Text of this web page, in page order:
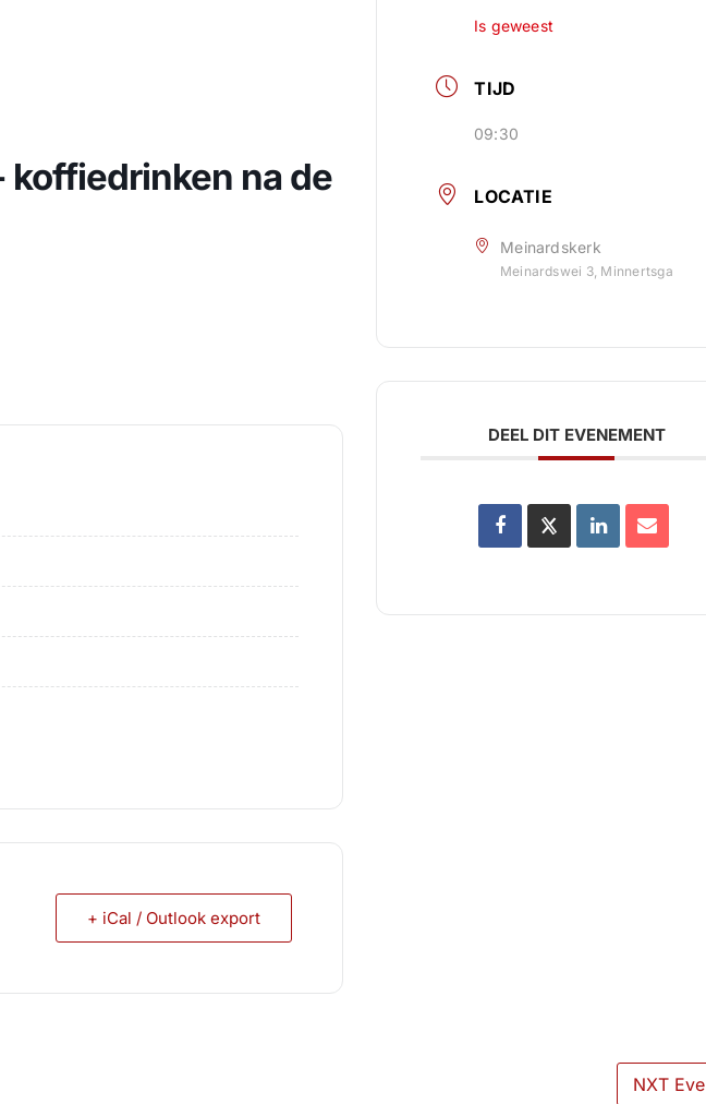
na de
+ iCal / Outlook export
Is geweest
TIJD
09:30
LOCATIE
Meinardskerk
Meinardswei 3, Minnertsga
DEEL DIT EVENEMENT
NXT